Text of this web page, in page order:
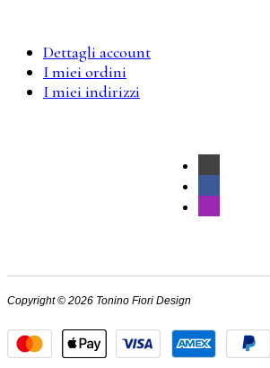
Dettagli account
I miei ordini
I miei indirizzi
Copyright © 2026 Tonino Fiori Design